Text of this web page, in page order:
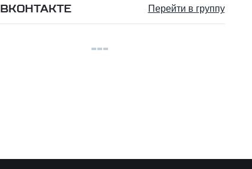
Перейти в группу